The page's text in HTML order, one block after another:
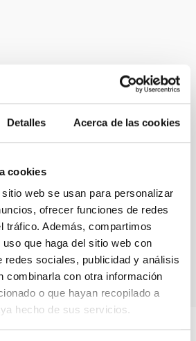
Detalles Acerca de las cookies
cookies
web se usan para personalizar
ofrecer funciones de redes
tráfico. Además, compartimos
que haga del sitio web con
redes sociales, publicidad y análisis
combinarla con otra información
o que hayan recopilado a
hecho de sus servicios.